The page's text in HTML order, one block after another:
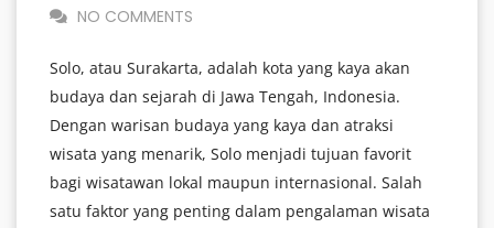
NO COMMENTS
Solo, atau Surakarta, adalah kota yang kaya akan
budaya dan sejarah di Jawa Tengah, Indonesia.
Dengan warisan budaya yang kaya dan atraksi
wisata yang menarik, Solo menjadi tujuan favorit
bagi wisatawan lokal maupun internasional. Salah
satu faktor yang penting dalam pengalaman wisata